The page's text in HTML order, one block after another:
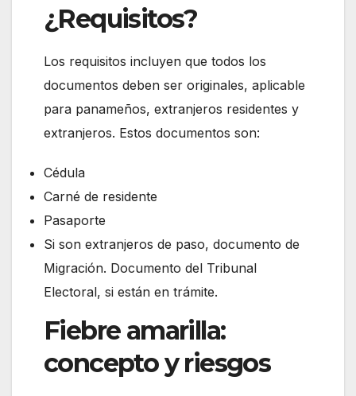
¿Requisitos?
Los requisitos incluyen que todos los
documentos deben ser originales, aplicable
para panameños, extranjeros residentes y
extranjeros. Estos documentos son:
Cédula
Carné de residente
Pasaporte
Si son extranjeros de paso, documento de
Migración. Documento del Tribunal
Electoral, si están en trámite.
Fiebre amarilla:
concepto y riesgos